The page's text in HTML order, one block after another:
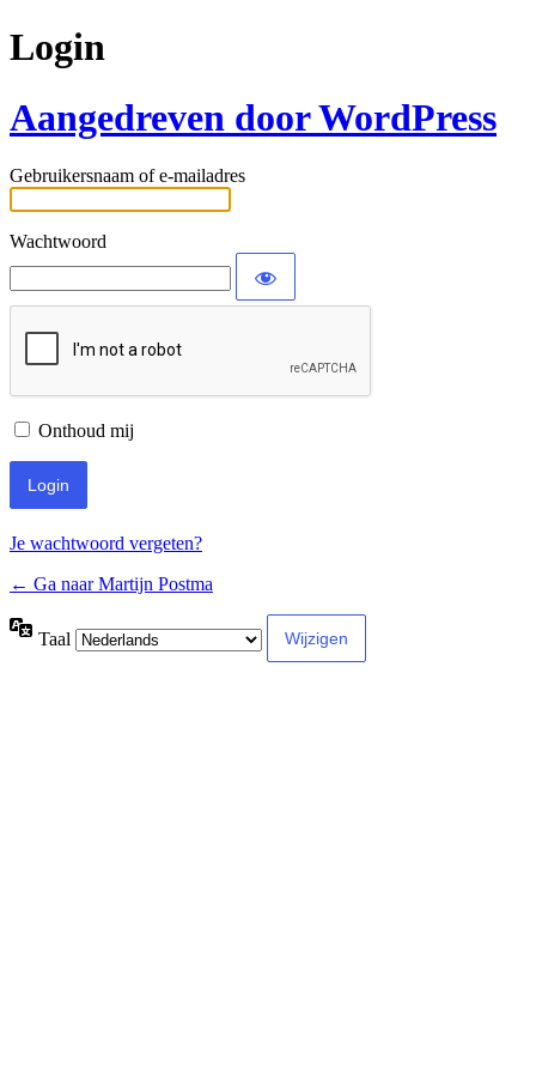
Login
Aangedreven door WordPress
Gebruikersnaam of e-mailadres
Wachtwoord
Onthoud mij
Je wachtwoord vergeten?
← Ga naar Martijn Postma
Taal